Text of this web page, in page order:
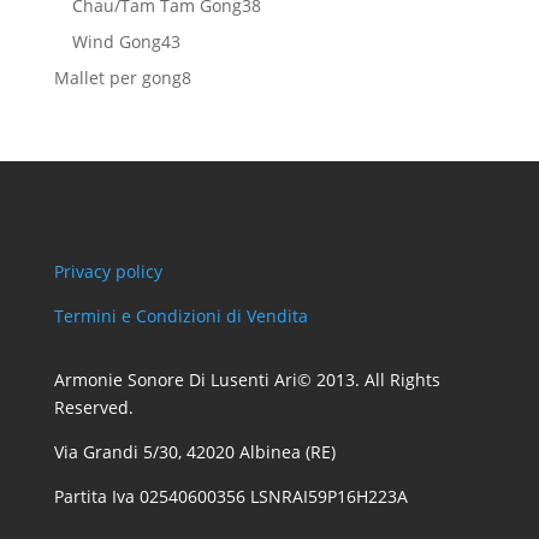
Chau/Tam Tam Gong38
Wind Gong4343
prodotti
Mallet per gong88
Privacy policy
Termini e Condizioni di Vendita
Armonie Sonore Di Lusenti Ari© 2013. All Rights
Reserved.
Via Grandi 5/30, 42020 Albinea (RE)
Partita Iva 02540600356 LSNRAI59P16H223A